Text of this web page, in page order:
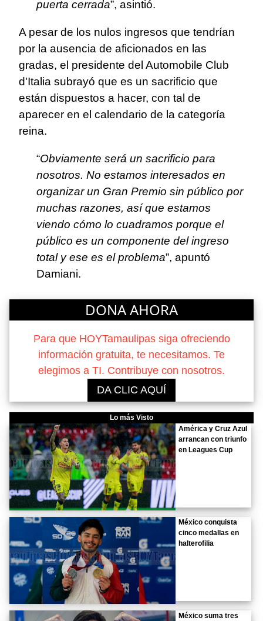
puerta cerrada”, asintió.
A pesar de los nulos ingresos que tendrían
por la ausencia de aficionados en las
gradas, el presidente del Automobile Club
d'Italia subrayó que es un sacrificio que
están dispuestos a hacer, con tal de
aparecer en el calendario de la categoría
reina.
“Obviamente será un sacrificio para
nosotros. No estamos interesados en
organizar un Gran Premio sin público por
muchas razones, así que estamos
viendo cómo lo cuadramos porque el
público es un componente del ingreso
total y ese es el problema”, apuntó
Damiani.
DONA AHORA
Para que HOYTamaulipas siga ofreciendo
información gratuita, te necesitamos. Te
elegimos a TI. Contribuye con nosotros.
DA CLIC AQUÍ
Lo más Visto
América y Cruz Azul
arrancan con triunfo
en Leagues Cup
México conquista
cinco medallas en
halterofilia
México suma tres